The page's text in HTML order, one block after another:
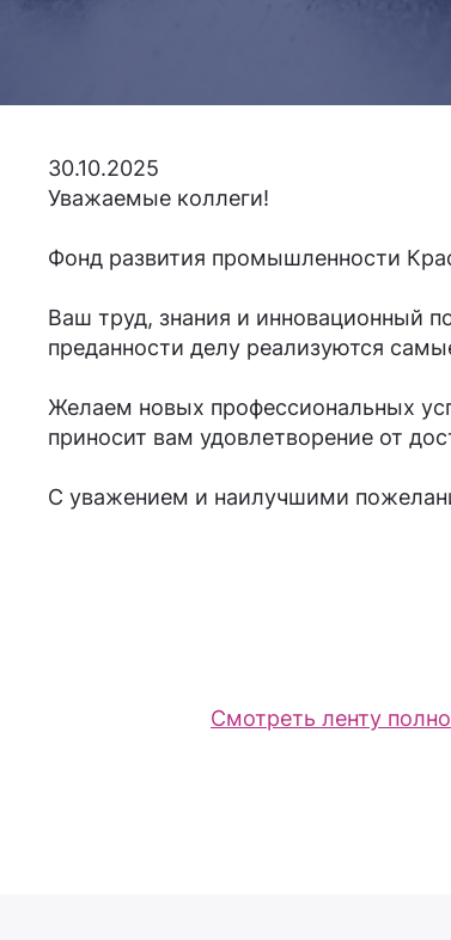
30.10.2025
Уважаемые коллеги!
Фонд развития промышленности
Ваш труд, знания и инновационный
преданности делу реализуются
Желаем новых профессиональных
приносит вам удовлетворение от
С уважением и наилучшими
Смотреть ленту